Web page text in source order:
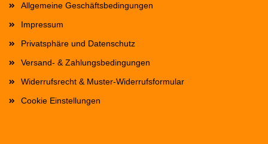
Allgemeine Geschäftsbedingungen
Impressum
Privatsphäre und Datenschutz
Versand- & Zahlungsbedingungen
Widerrufsrecht & Muster-Widerrufsformular
Cookie Einstellungen